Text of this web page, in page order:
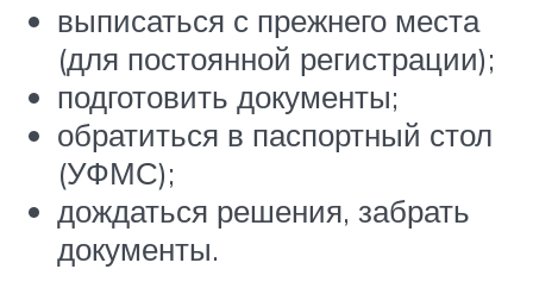
выписаться с прежнего места
(для постоянной регистрации);
подготовить документы;
обратиться в паспортный стол
(УФМС);
дождаться решения, забрать
документы.